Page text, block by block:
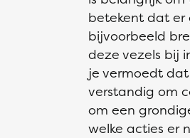
betekent dat er
bijvoorbeeld
deze vezels bij
je vermoedt
verstandig om
om een
welke acties er